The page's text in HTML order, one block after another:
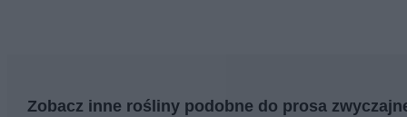
Zobacz inne rośliny podobne do prosa